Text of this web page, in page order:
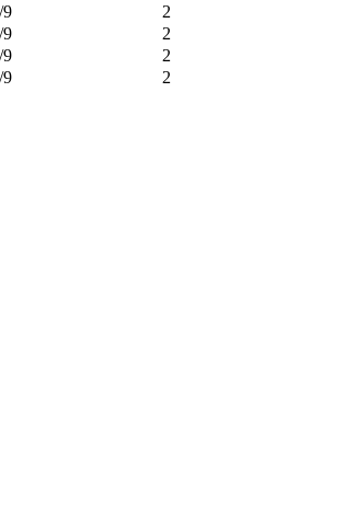
9 2
9 2
9 2
9 2